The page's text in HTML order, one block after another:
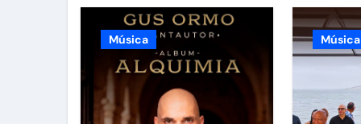
Música Música